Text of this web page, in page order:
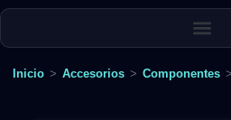
Inicio > Accesorios > Componentes >